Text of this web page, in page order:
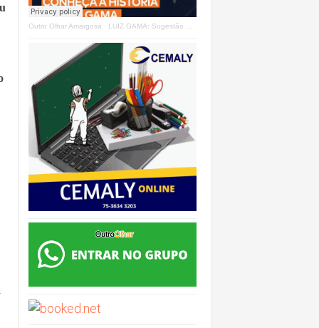
Outro Olhar Amargosa · LUIZ GAMA: Sugestão Outro Olhar